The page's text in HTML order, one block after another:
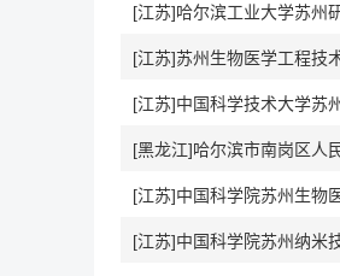
[江苏]哈尔滨工业大学苏州
[江苏]苏州生物医学工程技
[江苏]中国科学技术大学苏
[黑龙江]哈尔滨市南岗区人
[江苏]中国科学院苏州生物
[江苏]中国科学院苏州纳米